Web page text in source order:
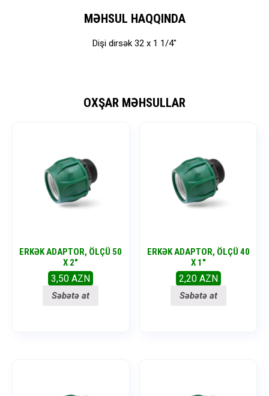
MƏHSUL HAQQINDA
Dişi dirsək 32 x 1 1/4″
OXŞAR MƏHSULLAR
ERKƏK ADAPTOR, ÖLÇÜ 50
X 2″
3,50AZN
Səbətə at
ERKƏK ADAPTOR, ÖLÇÜ 40
X 1″
2,20 AZN
Səbətə at